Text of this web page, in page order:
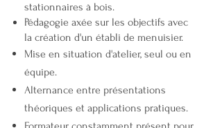
stationnaires à bois.
Pédagogie axée sur les objectifs avec
la création d'un établi de menuisier.
Mise en situation d'atelier, seul ou en
équipe.
Alternance entre présentations
théoriques et applications pratiques.